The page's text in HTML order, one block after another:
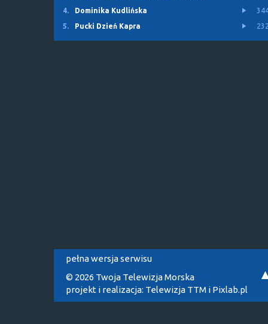
4.
Dominika Kudlińska
5.
Pucki Dzień Kapra
pełna wersja serwisu
© 2026 Twoja Telewizja Morska
projekt i realizacja: Telewizja TTM i Pixlab.pl